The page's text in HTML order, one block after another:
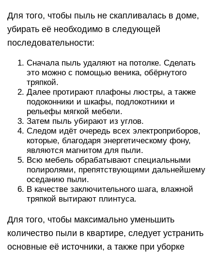
Для того, чтобы пыль не скапливалась в доме,
убирать её необходимо в следующей
последовательности:
Сначала пыль удаляют на потолке. Сделать
это можно с помощью веника, обёрнутого
тряпкой.
Далее протирают плафоны люстры, а также
подоконники и шкафы, подлокотники и
рельефы мягкой мебели.
Затем пыль убирают из углов.
Следом идёт очередь всех электроприборов,
которые, благодаря энергетическому фону,
являются магнитом для пыли.
Всю мебель обрабатывают специальными
полиролями, препятствующими дальнейшему
оседанию пыли.
В качестве заключительного шага, влажной
тряпкой вытирают плинтуса.
Для того, чтобы максимально уменьшить
количество пыли в квартире, следует устранить
основные её источники, а также при уборке